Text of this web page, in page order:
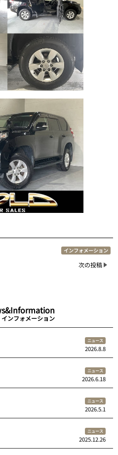
インフォメーション
次の投稿
ンフォメーション
ニュース
2026.8.8
ニュース
2026.6.18
ニュース
2026.5.1
ニュース
2025.12.26